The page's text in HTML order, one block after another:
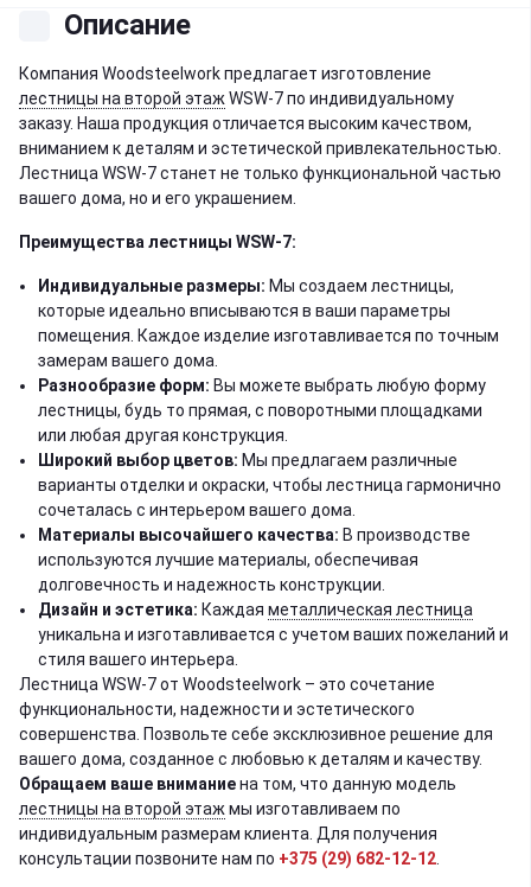
Описание
Компания Woodsteelwork предлагает изготовление
лестницы на второй этажWSW-7 по индивидуальному
заказу. Наша продукция отличается высоким качеством,
вниманием к деталям и эстетической привлекательностью.
Лестница WSW-7 станет не только функциональной частью
вашего дома, но и его украшением.
Преимущества лестницы WSW-7:
Индивидуальные размеры: Мы создаем лестницы,
которые идеально вписываются в ваши параметры
помещения. Каждое изделие изготавливается по точным
замерам вашего дома.
Разнообразие форм: Вы можете выбрать любую форму
лестницы, будь то прямая, с поворотными площадками
или любая другая конструкция.
Широкий выбор цветов: Мы предлагаем различные
варианты отделки и окраски, чтобы лестница гармонично
сочеталась с интерьером вашего дома.
Материалы высочайшего качества: В производстве
используются лучшие материалы, обеспечивая
долговечность и надежность конструкции.
Дизайн и эстетика: Каждая металлическая лестница
уникальна и изготавливается с учетом ваших пожеланий и
стиля вашего интерьера.
Лестница WSW-7 от Woodsteelwork – это сочетание
функциональности, надежности и эстетического
совершенства. Позвольте себе эксклюзивное решение для
вашего дома, созданное с любовью к деталям и качеству.
Обращаем ваше вниманиена том, что данную модель
лестницы на второй этажмы изготавливаем по
индивидуальным размерам клиента. Для получения
консультации позвоните нам по +375 (29) 682-12-12.